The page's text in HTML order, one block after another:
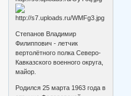
Степанов Владимир
Филиппович - летчик
вертолётного полка Северо-
Кавказского военного округа,
майор.
Родился 25 марта 1963 года в